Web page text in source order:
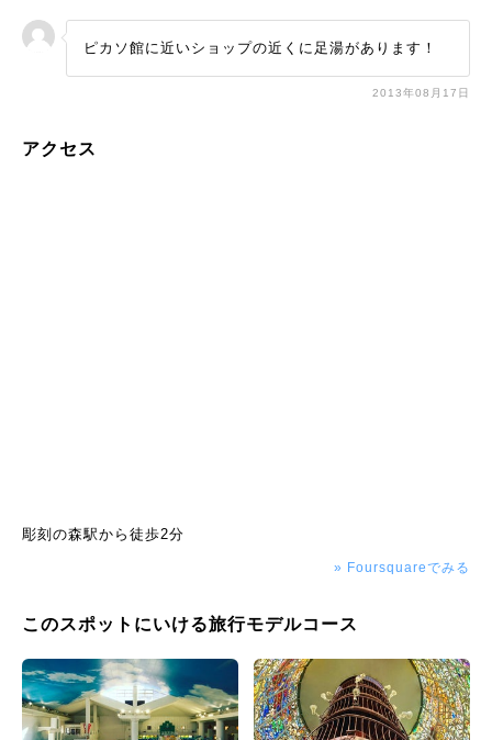
ピカソ館に近いショップの近くに足湯があります！
2013年08月17日
アクセス
彫刻の森駅から徒歩2分
» Foursquareでみる
このスポットにいける旅行モデルコース